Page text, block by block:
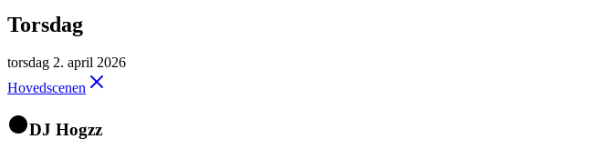
Torsdag
torsdag 2. april 2026
Hovedscenen
DJ Hogzz